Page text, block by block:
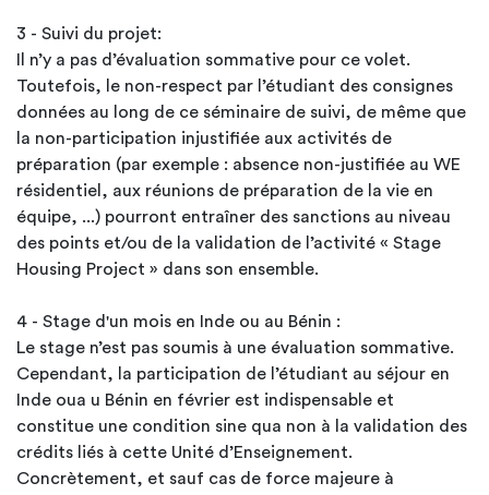
3 - Suivi du projet:
Il n’y a pas d’évaluation sommative pour ce volet.
Toutefois, le non-respect par l’étudiant des consignes
données au long de ce séminaire de suivi, de même que
la non-participation injustifiée aux activités de
préparation (par exemple : absence non-justifiée au WE
résidentiel, aux réunions de préparation de la vie en
équipe, ...) pourront entraîner des sanctions au niveau
des points et/ou de la validation de l’activité « Stage
Housing Project » dans son ensemble.
4 - Stage d'un mois en Inde ou au Bénin :
Le stage n’est pas soumis à une évaluation sommative.
Cependant, la participation de l’étudiant au séjour en
Inde oua u Bénin en février est indispensable et
constitue une condition sine qua non à la validation des
crédits liés à cette Unité d’Enseignement.
Concrètement, et sauf cas de force majeure à